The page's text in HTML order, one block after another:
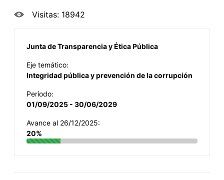
Visitas: 18942
Junta de Transparencia y Ética Pública
Eje temático:
Integridad pública y prevención de la corrupción
Período:
01/09/2025 - 30/06/2029
Avance al 26/12/2025:
20%